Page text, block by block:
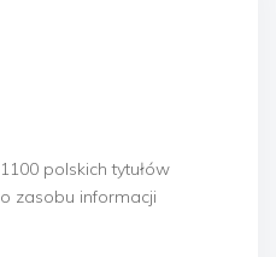
polskich tytułów
zasobu informacji